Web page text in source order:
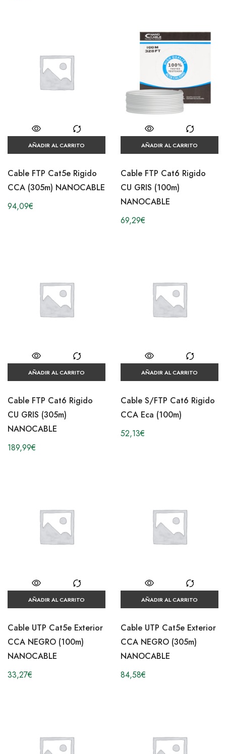
AÑADIR AL CARRITO
Cable FTP Cat5e Rigido
CCA (305m) NANOCABLE
94,09€
AÑADIR AL CARRITO
Cable FTP Cat6 Rigido
CU GRIS (100m)
NANOCABLE
69,29€
AÑADIR AL CARRITO
Cable FTP Cat6 Rigido
CU GRIS (305m)
NANOCABLE
189,99€
AÑADIR AL CARRITO
Cable S/FTP Cat6 Rigido
CCA Eca (100m)
52,13€
AÑADIR AL CARRITO
Cable UTP Cat5e Exterior
CCA NEGRO (100m)
NANOCABLE
33,27€
AÑADIR AL CARRITO
Cable UTP Cat5e Exterior
CCA NEGRO (305m)
NANOCABLE
84,58€